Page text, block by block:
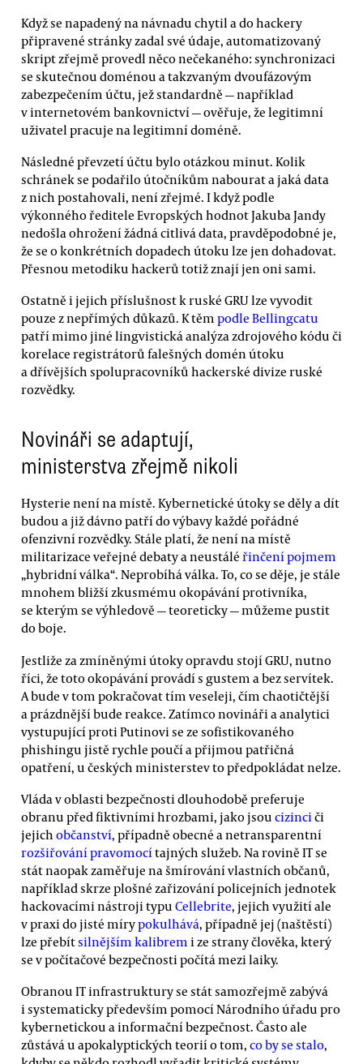
Když se napadený na návnadu chytil a do hackery
připravené stránky zadal své údaje, automatizovaný
skript zřejmě provedl něco nečekaného: synchronizaci
se skutečnou doménou a takzvaným dvoufázovým
zabezpečením účtu, jež standardně — například
v internetovém bankovnictví — ověřuje, že legitimní
uživatel pracuje na legitimní doméně.
Následné převzetí účtu bylo otázkou minut. Kolik
schránek se podařilo útočníkům nabourat a jaká data
z nich postahovali, není zřejmé. I když podle
výkonného ředitele Evropských hodnot Jakuba Jandy
nedošla ohrožení žádná citlivá data, pravděpodobné je,
že se o konkrétních dopadech útoku lze jen dohadovat.
Přesnou metodiku hackerů totiž znají jen oni sami.
Ostatně i jejich příslušnost k ruské GRU lze vyvodit
pouze z nepřímých důkazů. K těm podle Bellingcatu
patří mimo jiné lingvistická analýza zdrojového kódu či
korelace registrátorů falešných domén útoku
a dřívějších spolupracovníků hackerské divize ruské
rozvědky.
Novináři se adaptují,
ministerstva zřejmě nikoli
Hysterie není na místě. Kybernetické útoky se děly a dít
budou a již dávno patří do výbavy každé pořádné
ofenzivní rozvědky. Stále platí, že není na místě
militarizace veřejné debaty a neustálé řinčení pojmem
„hybridní válka“. Neprobíhá válka. To, co se děje, je stále
mnohem bližší zkusmému okopávání protivníka,
se kterým se výhledově — teoreticky — můžeme pustit
do boje.
Jestliže za zmíněnými útoky opravdu stojí GRU, nutno
říci, že toto okopávání provádí s gustem a bez servítek.
A bude v tom pokračovat tím veseleji, čím chaotičtější
a prázdnější bude reakce. Zatímco novináři a analytici
vystupující proti Putinovi se ze sofistikovaného
phishingu jistě rychle poučí a přijmou patřičná
opatření, u českých ministerstev to předpokládat nelze.
Vláda v oblasti bezpečnosti dlouhodobě preferuje
obranu před fiktivními hrozbami, jako jsou cizinci či
jejich občanství, případně obecné a netransparentní
rozšiřování pravomocí tajných služeb. Na rovině IT se
stát naopak zaměřuje na šmírování vlastních občanů,
například skrze plošné zařizování policejních jednotek
hackovacími nástroji typu Cellebrite, jejich využití ale
v praxi do jisté mírypokulhává, případně jej (naštěstí)
lze přebítsilnějším kalibrem i ze strany člověka, který
se v počítačové bezpečnosti počítá mezi laiky.
Obranou IT infrastruktury se stát samozřejmě zabývá
i systematicky především pomocí Národního úřadu pro
kybernetickou a informační bezpečnost. Často ale
zůstává u apokalyptických teorií o tom, co by se stalo,